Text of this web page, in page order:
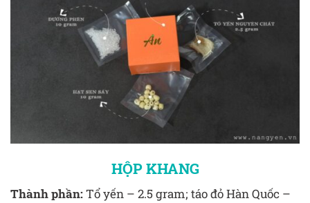
HỘP KHANG
Thành phần:Tổ yến – 2.5 gram; táo đỏ Hàn Quốc –